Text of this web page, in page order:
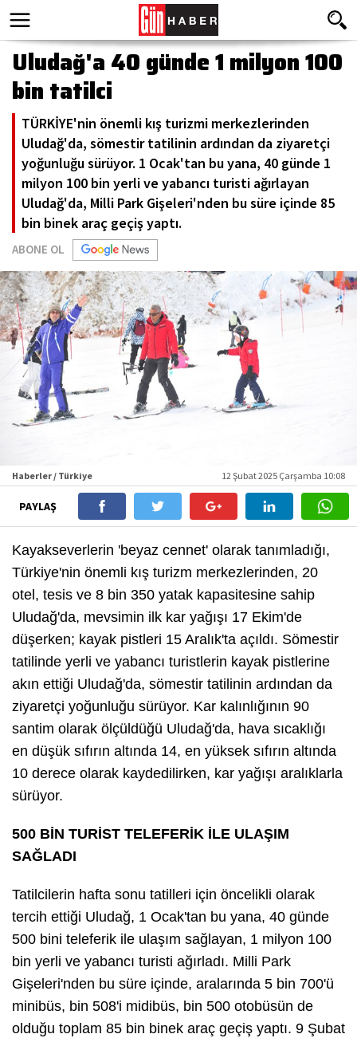
Uludağ'a 40 günde 1 milyon 100
bin tatilci
TÜRKİYE'nin önemli kış turizmi merkezlerinden
Uludağ'da, sömestir tatilinin ardından da ziyaretçi
yoğunluğu sürüyor. 1 Ocak'tan bu yana, 40 günde 1
milyon 100 bin yerli ve yabancı turisti ağırlayan
Uludağ'da, Milli Park Gişeleri'nden bu süre içinde 85
bin binek araç geçiş yaptı.
ABONE OL
Haberler / Türkiye 12 Şubat 2025 Çarşamba 10:08
PAYLAŞ
Kayakseverlerin 'beyaz cennet' olarak tanımladığı,
Türkiye'nin önemli kış turizm merkezlerinden, 20
otel, tesis ve 8 bin 350 yatak kapasitesine sahip
Uludağ'da, mevsimin ilk kar yağışı 17 Ekim'de
düşerken; kayak pistleri 15 Aralık'ta açıldı. Sömestir
tatilinde yerli ve yabancı turistlerin kayak pistlerine
akın ettiği Uludağ'da, sömestir tatilinin ardından da
ziyaretçi yoğunluğu sürüyor. Kar kalınlığının 90
santim olarak ölçüldüğü Uludağ'da, hava sıcaklığı
en düşük sıfırın altında 14, en yüksek sıfırın altında
10 derece olarak kaydedilirken, kar yağışı aralıklarla
sürüyor.
500 BİN TURİST TELEFERİK İLE ULAŞIM
SAĞLADI
Tatilcilerin hafta sonu tatilleri için öncelikli olarak
tercih ettiği Uludağ, 1 Ocak'tan bu yana, 40 günde
500 bini teleferik ile ulaşım sağlayan, 1 milyon 100
bin yerli ve yabancı turisti ağırladı. Milli Park
Gişeleri'nden bu süre içinde, aralarında 5 bin 700'ü
minibüs, bin 508'i midibüs, bin 500 otobüsün de
olduğu toplam 85 bin binek araç geçiş yaptı. 9 Şubat